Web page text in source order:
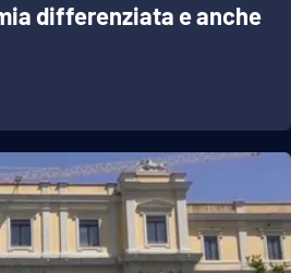
differenziata e anche